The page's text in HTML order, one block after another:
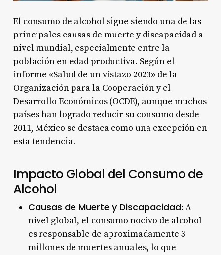
El consumo de alcohol sigue siendo una de las
principales causas de muerte y discapacidad a
nivel mundial, especialmente entre la
población en edad productiva. Según el
informe «Salud de un vistazo 2023» de la
Organización para la Cooperación y el
Desarrollo Económicos (OCDE), aunque muchos
países han logrado reducir su consumo desde
2011, México se destaca como una excepción en
esta tendencia.
Impacto Global del Consumo de
Alcohol
Causas de Muerte y Discapacidad: A
nivel global, el consumo nocivo de alcohol
es responsable de aproximadamente 3
millones de muertes anuales, lo que